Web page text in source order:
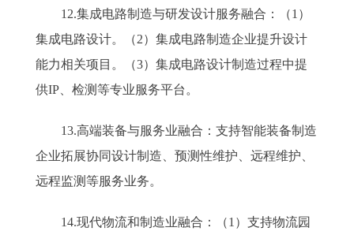
12.集成电路制造与研发设计服务融合：（1）
集成电路设计。（2）集成电路制造企业提升设计
能力相关项目。（3）集成电路设计制造过程中提
供IP、检测等专业服务平台。
13.高端装备与服务业融合：支持智能装备制造
企业拓展协同设计制造、预测性维护、远程维护、
远程监测等服务业务。
14.现代物流和制造业融合：（1）支持物流园